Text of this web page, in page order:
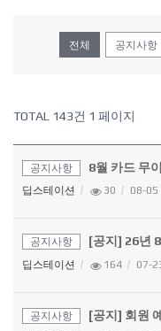
전체 공지사항
TOTAL 143건 1 페이지
공지사항 8월 카드 무
딥스테이션 30 08-05
공지사항 [공지] 26년
딥스테이션 164 07-
공지사항 [공지] 회원